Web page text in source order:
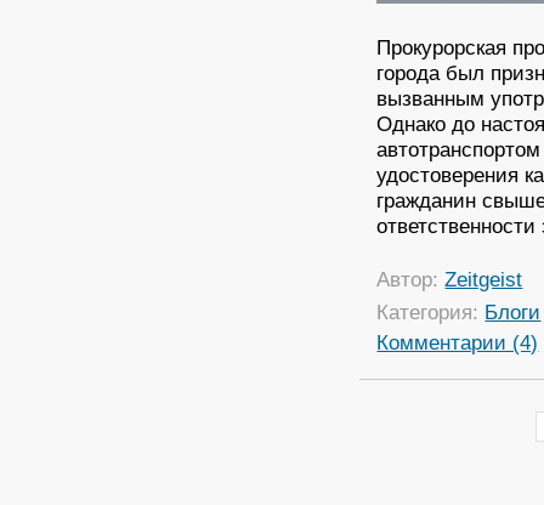
Прокурорская
города был
вызванным
Однако до
удостоверения
гражданин
Автор:Zeitgeist
Категория: Блоги
Комментарии (4)